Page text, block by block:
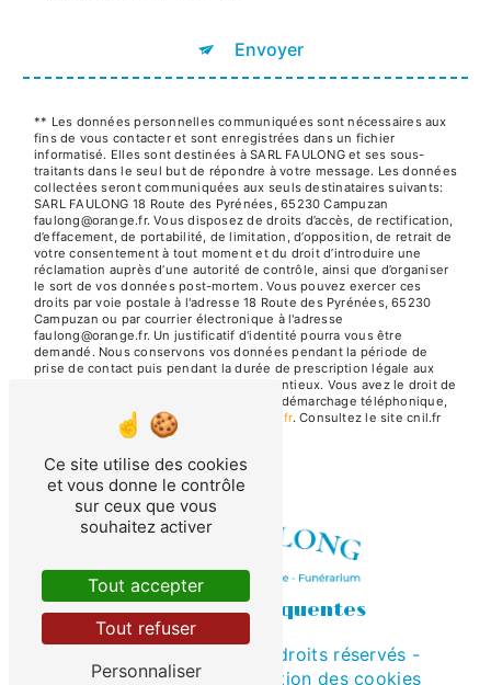
Envoyer
** Les données personnelles communiquées sont nécessaires aux
fins de vous contacter et sont enregistrées dans un fichier
informatisé. Elles sont destinées à SARL FAULONG et ses sous-
traitants dans le seul but de répondre à votre message. Les données
collectées seront communiquées aux seuls destinataires suivants:
SARL FAULONG 18 Route des Pyrénées, 65230 Campuzan
faulong@orange.fr. Vous disposez de droits d’accès, de rectification,
d’effacement, de portabilité, de limitation, d’opposition, de retrait de
votre consentement à tout moment et du droit d’introduire une
réclamation auprès d’une autorité de contrôle, ainsi que d’organiser
le sort de vos données post-mortem. Vous pouvez exercer ces
droits par voie postale à l'adresse 18 Route des Pyrénées, 65230
Campuzan ou par courrier électronique à l'adresse
faulong@orange.fr. Un justificatif d'identité pourra vous être
demandé. Nous conservons vos données pendant la période de
prise de contact puis pendant la durée de prescription légale aux
fins probatoires et de gestion des contentieux. Vous avez le droit de
vous inscrire sur la liste d'opposition au démarchage téléphonique,
disponible à cette adresse:
Bloctel.gouv.fr. Consultez le site cnil.fr
pour plus d’informations sur vos droits.
Recherches fréquentes
- 2026 - Tous droits réservés -
Mentions légales
Gestion des cookies
Ce site utilise des cookies
et vous donne le contrôle
sur ceux que vous
souhaitez activer
Tout accepter
Tout refuser
Personnaliser